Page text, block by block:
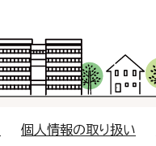
個人情報の取り扱い